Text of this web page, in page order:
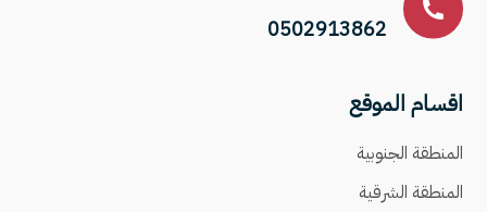
0502913862
اقسام الموقع
المنطقة الجنوبية
المنطقة الشرقية